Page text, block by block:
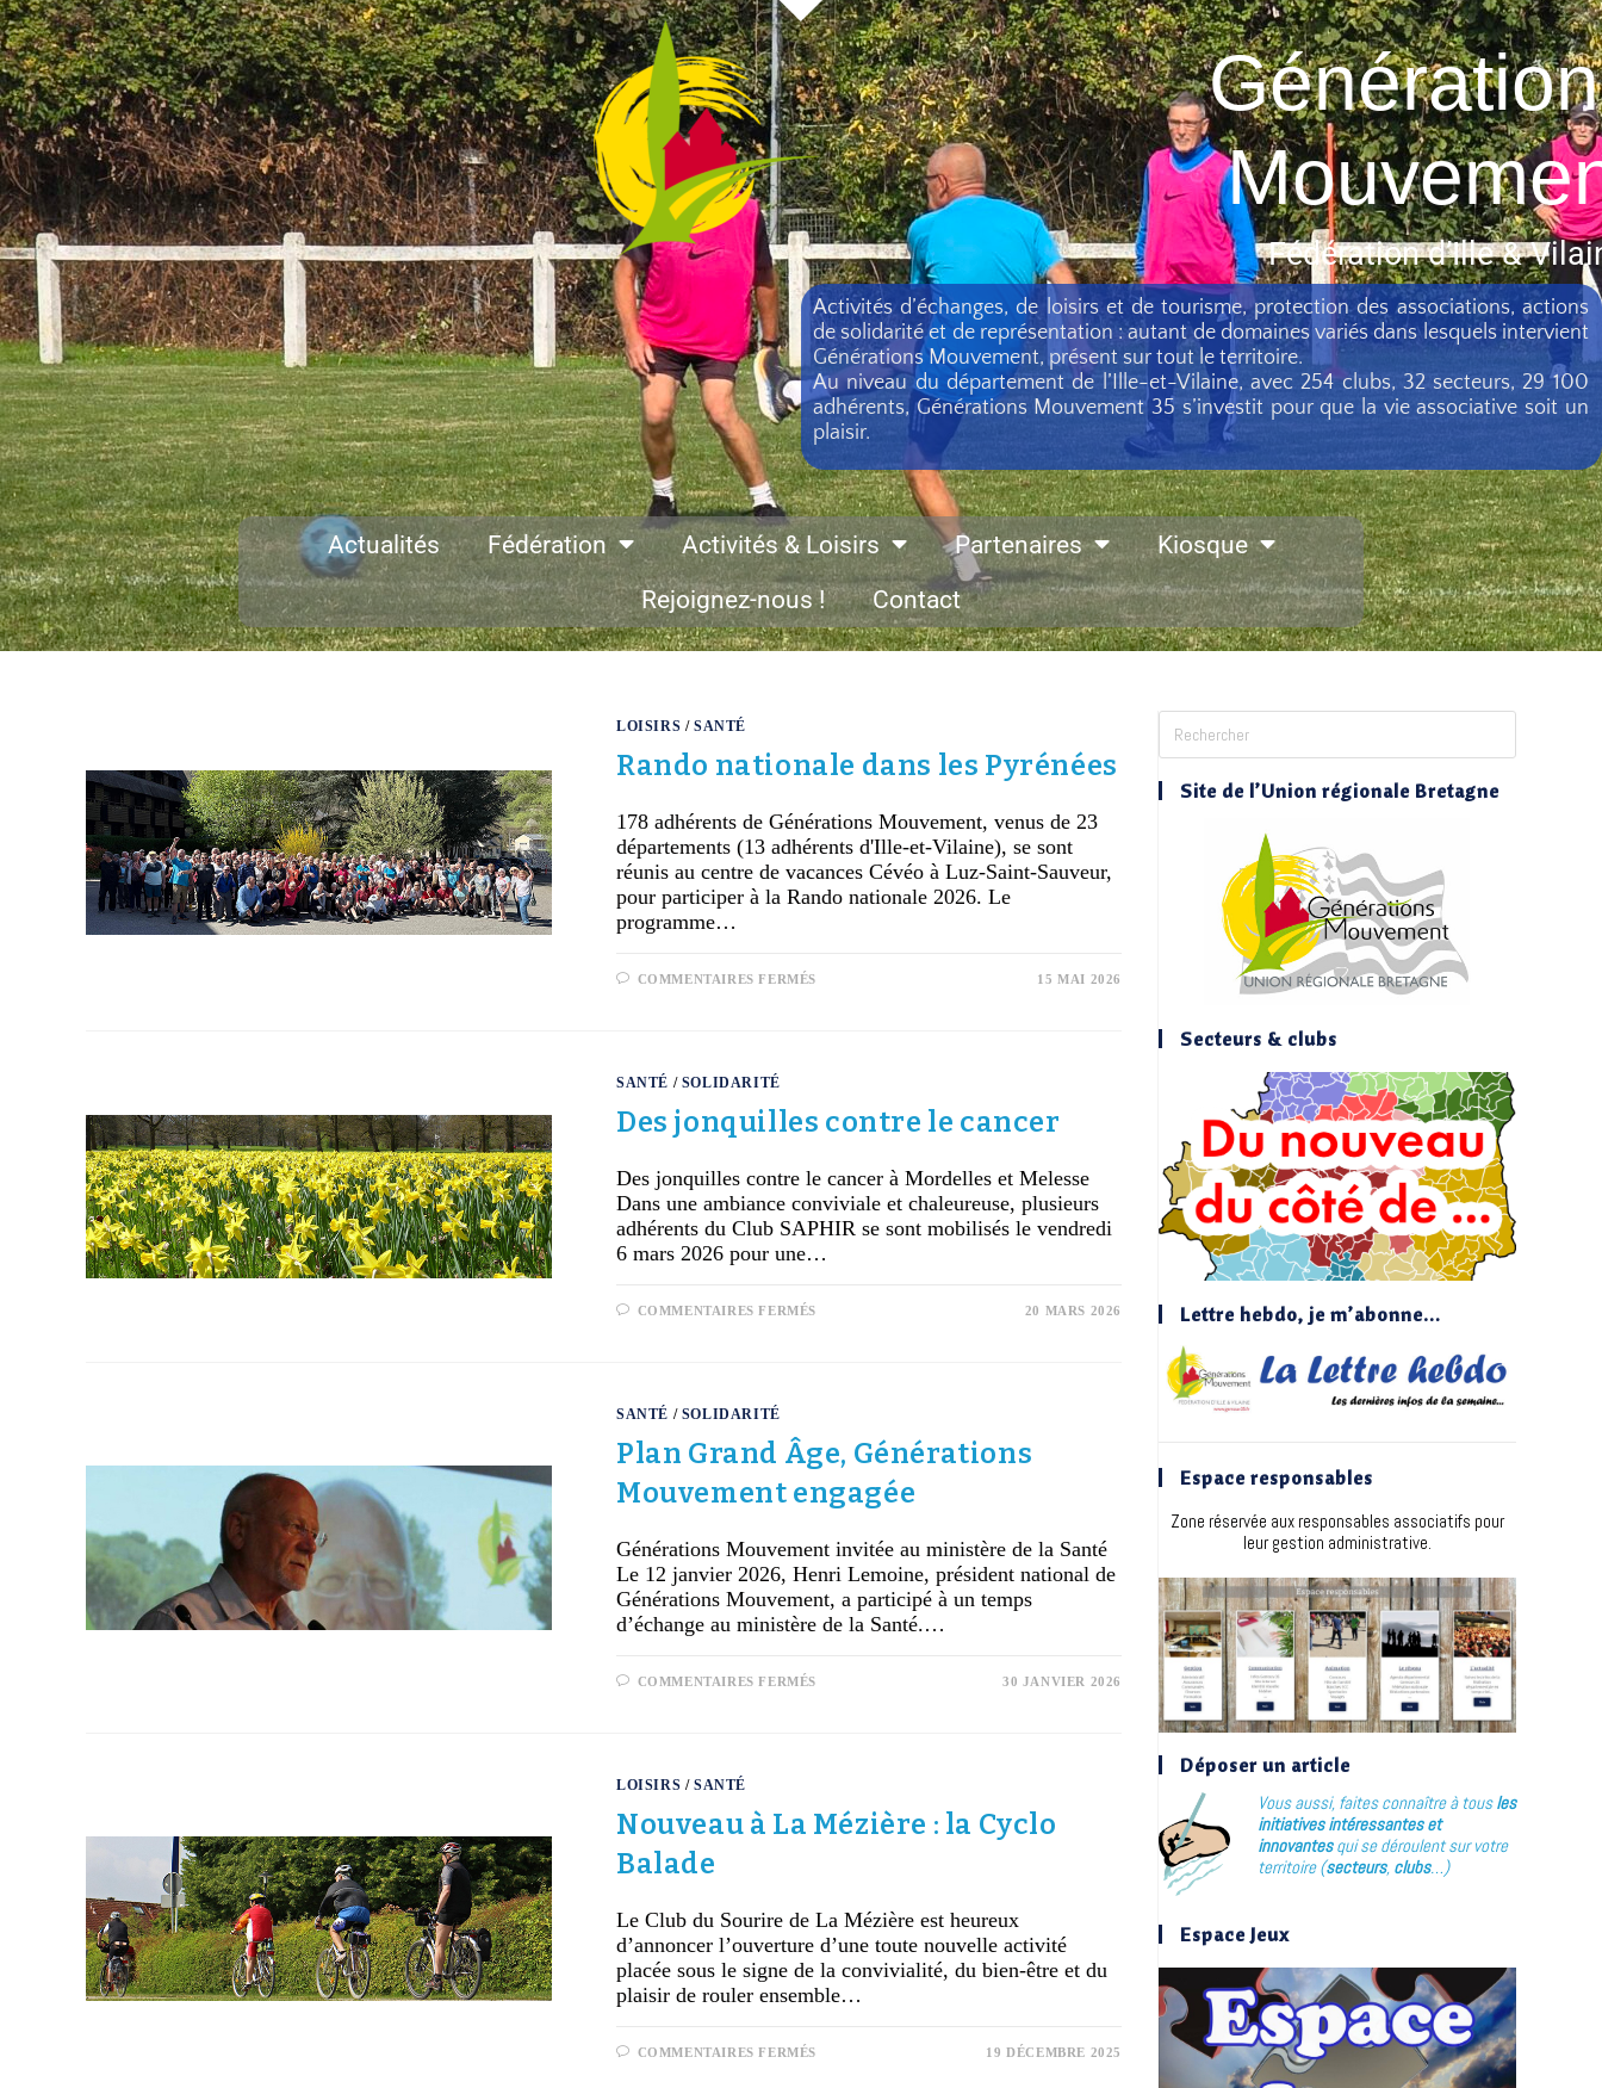
Fédération d’Ille &
Activités d’échanges, de loisirs et de tourisme, protection des associations, actions
de solidarité et de représentation : autant de domaines variés dans lesquels intervient
Générations Mouvement, présent sur tout le territoire.
Au niveau du département de l’Ille-et-Vilaine, avec 254 clubs, 32 secteurs, 29 100
adhérents, Générations Mouvement 35 s’investit pour que la vie associative soit un
plaisir.
Actualités Fédération Activités & Loisirs Partenaires
Kiosque
Rejoignez-nous !
Contact
LOISIRS /SANTÉ
Rando nationale dans les Pyrénées
178 adhérents de Générations Mouvement, venus de 23
départements (13 adhérents d'Ille-et-Vilaine), se sont
réunis au centre de vacances Cévéo à Luz-Saint-Sauveur,
pour participer à la Rando nationale 2026. Le
programme…
COMMENTAIRES FERMÉS 15 MAI 2026
SANTÉ / SOLIDARITÉ
Des jonquilles contre le cancer
Des jonquilles contre le cancer à Mordelles et Melesse
Dans une ambiance conviviale et chaleureuse, plusieurs
adhérents du Club SAPHIR se sont mobilisés le vendredi
6 mars 2026 pour une…
COMMENTAIRES FERMÉS 20 MARS 2026
SANTÉ / SOLIDARITÉ
Plan Grand Âge, Générations
Mouvement engagée
Générations Mouvement invitée au ministère de la Santé
Le 12 janvier 2026, Henri Lemoine, président national de
Générations Mouvement, a participé à un temps
d’échange au ministère de la Santé.…
COMMENTAIRES FERMÉS 30 JANVIER 2026
LOISIRS /SANTÉ
Nouveau à La Mézière : la Cyclo
Balade
Le Club du Sourire de La Mézière est heureux
d’annoncer l’ouverture d’une toute nouvelle activité
placée sous le signe de la convivialité, du bien-être et du
plaisir de rouler ensemble…
COMMENTAIRES FERMÉS 19 DÉCEMBRE 2025
Site de l’Union régionale Bretagne
Secteurs & clubs
Lettre hebdo, je m’abonne…
Espace responsables
Zone réservée aux responsables associatifs pour
leur gestion administrative.
Déposer un article
Vous aussi, faites connaître à tousles
initiatives intéressantes et
innovantesqui se déroulent sur votre
territoire (secteurs, clubs…)
Espace Jeux